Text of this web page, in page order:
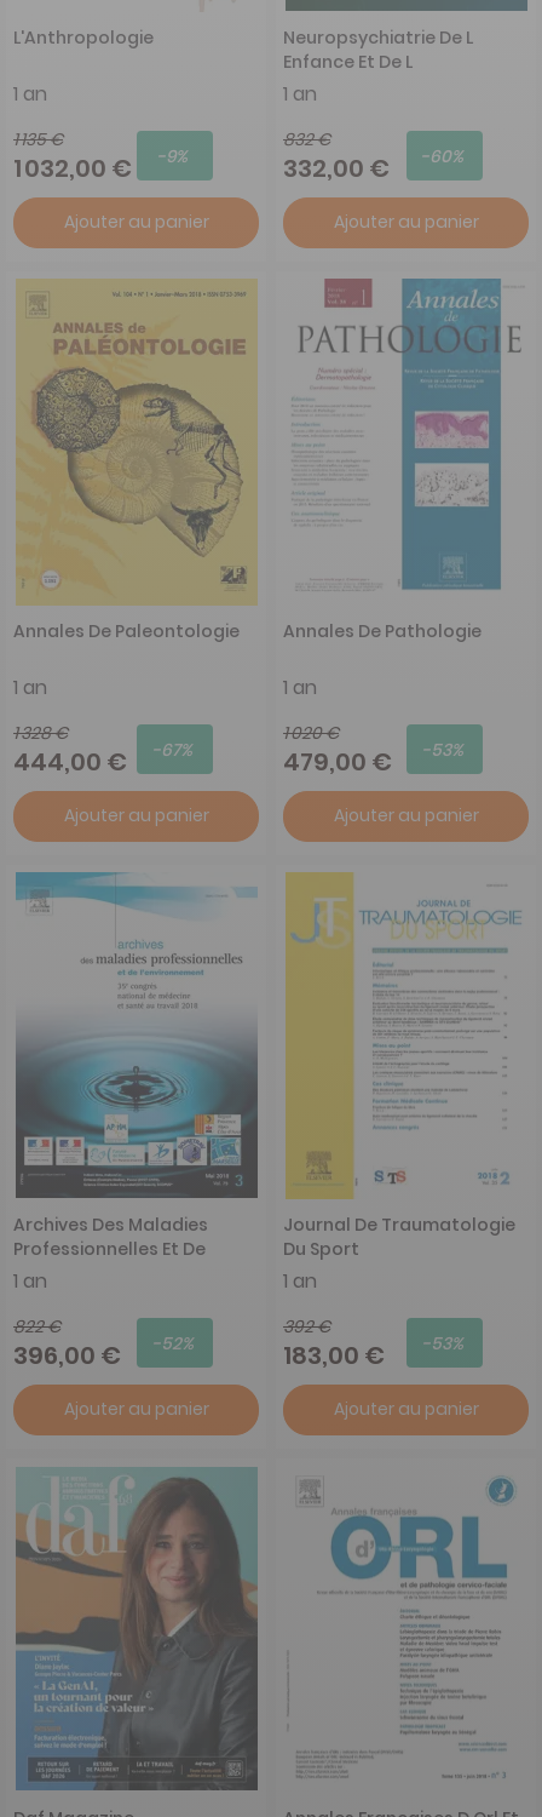
L'Anthropologie
1 an
1 135 €
1 032,00 € -9%
Ajouter au panier
Neuropsychiatrie De L
Enfance Et De L
Adolescence
1 an
832 €
332,00 € -60%
Ajouter au panier
Annales De Paleontologie
1 an
1 328 €
444,00 € -67%
Ajouter au panier
Annales De Pathologie
1 an
1 020 €
479,00 € -53%
Ajouter au panier
Archives Des Maladies
Professionnelles Et De
L'Environnement
1 an
822 €
396,00 € -52%
Ajouter au panier
Journal De Traumatologie
Du Sport
1 an
392 €
183,00 € -53%
Ajouter au panier